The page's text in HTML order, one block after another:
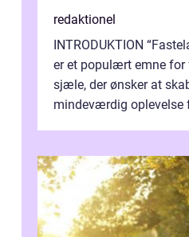
redaktionel
INTRODUKTION
er et populært emne
sjæle, der ønsker at
mindeværdig oplevelse